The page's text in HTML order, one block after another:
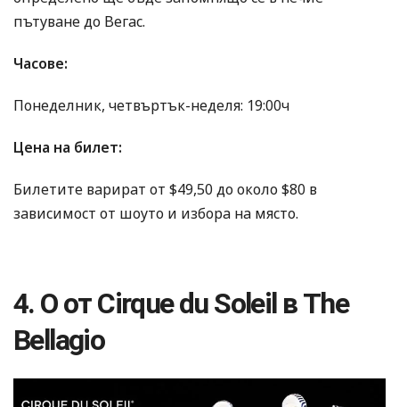
пътуване до Вегас.
Часове:
Понеделник, четвъртък-неделя: 19:00ч
Цена на билет:
Билетите варират от $49,50 до около $80 в
зависимост от шоуто и избора на място.
4. O от Cirque du Soleil в The
Bellagio